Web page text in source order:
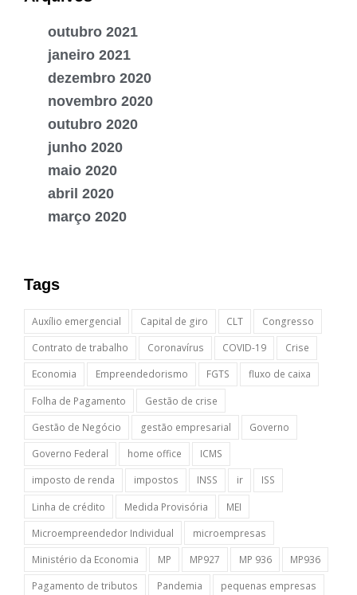
outubro 2021
janeiro 2021
dezembro 2020
novembro 2020
outubro 2020
junho 2020
maio 2020
abril 2020
março 2020
Tags
Auxílio emergencial Capital de giro CLT
Congresso
Contrato de trabalho
Coronavírus COVID-19
Crise
Economia
Empreendedorismo FGTS
fluxo de caixa
Folha de Pagamento
Gestão de crise
Gestão de Negócio
gestão empresarial
Governo
Governo Federal
home office
ICMS
imposto de renda
impostos INSS ir
ISS
Linha de crédito
Medida Provisória
MEI
Microempreendedor Individual
microempresas
Ministério da Economia
MP MP927 MP 936
MP936
Pagamento de tributos
Pandemia
pequenas empresas